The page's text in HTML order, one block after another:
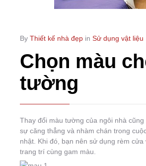
By Thiết kế nhà đẹp in Sử dụng vật liệu
Chọn màu
tường
Thay đổi màu tường của ngôi nhà cũng
sự căng thẳng và nhàm chán trong
nhật. Khi đó, bạn nên sử dụng rèm cửa
trang trí cùng gam màu.